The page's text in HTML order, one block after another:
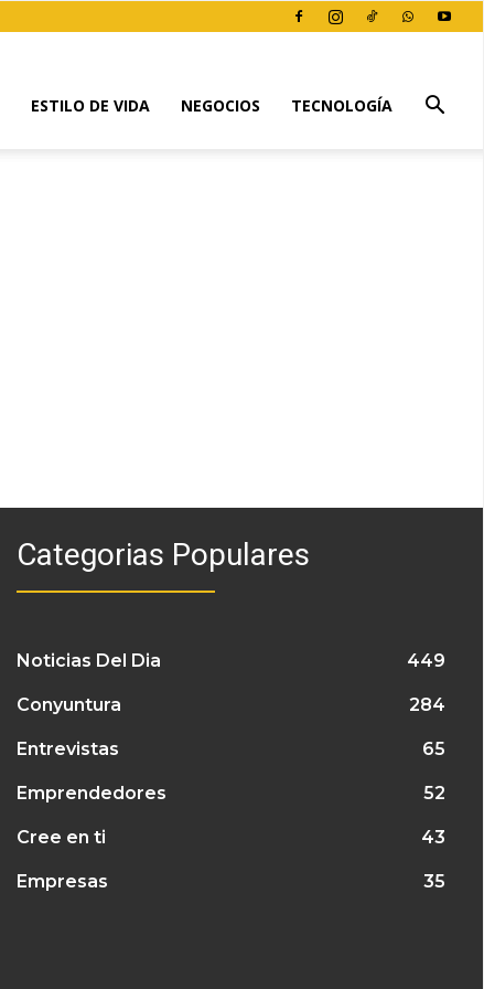
ESTILO DE VIDA NEGOCIOS TECNOLOGÍA
Categorias Populares
Noticias Del Dia 449
Conyuntura 284
Entrevistas 65
Emprendedores 52
Cree en ti 43
Empresas 35